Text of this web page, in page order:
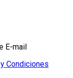
E-mail
Condiciones